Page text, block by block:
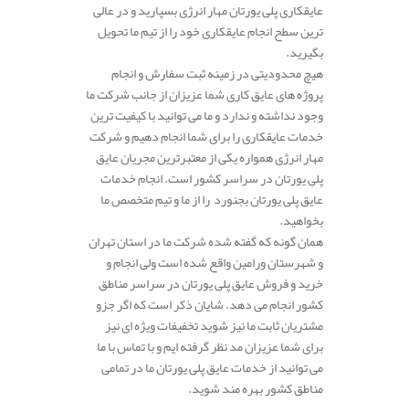
عایقکاری پلی یورتان مهار انرژی بسپارید و در عالی
ترین سطح انجام عایقکاری خود را از تیم ما تحویل
بگیرید.
هیچ محدودیتی در زمینه ثبت سفارش و انجام
پروژه های عایق کاری شما عزیزان از جانب شرکت ما
وجود نداشته و ندارد و ما می توانید با کیفیت ترین
خدمات عایقکاری را برای شما انجام دهیم و شرکت
مهار انرژی همواره یکی از معتبرترین مجریان عایق
پلی یورتان در سراسر کشور است. انجام خدمات
عایق پلی یورتان بجنورد را از ما و تیم متخصص ما
بخواهید.
همان گونه که گفته شده شرکت ما در استان تهران
و شهرستان ورامین واقع شده است ولی انجام و
خرید و فروش عایق پلی یورتان در سراسر مناطق
کشور انجام می دهد. شایان ذکر است که اگر جزو
مشتریان ثابت ما نیز شوید تخفیفات ویژه ای نیز
برای شما عزیزان مد نظر گرفته ایم و با تماس با ما
می توانید از خدمات عایق پلی یورتان ما در تمامی
مناطق کشور بهره مند شوید.